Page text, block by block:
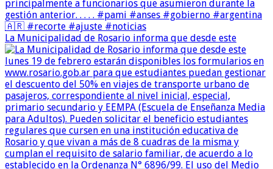
La Municipalidad de Rosario informa que desde este